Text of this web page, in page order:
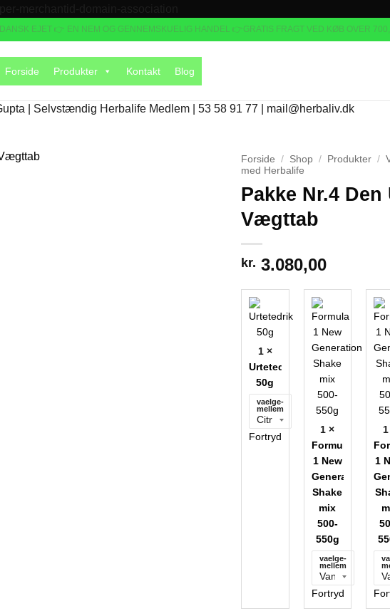
til
indhold
EJET 👉 EN NEM OG GENNEMSKUELIG HANDEL 👉GRATIS FRAGT VED KØB OVER
Forside Produkter Kontakt Blog
| Selvstændig Herbalife Medlem | 53 58 91 77 | mail@herbaliv.dk
Forside / Shop / Produkter /
med Herbalife
Pakke Nr.4
Vægttab
kr. 3.080,00
1 ×
Urtetedrik
50g
vaelge-
mellem
Fortryd
1 ×
Formula
1 New
Generation
Shake
mix
500-
550g
vaelge-
mellem
Fortryd
1